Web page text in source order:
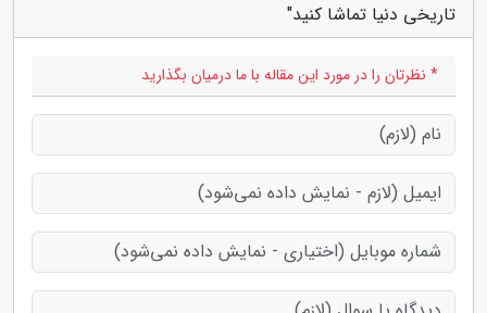
تاریخی دنیا تماشا کنید"
* نظرتان را در مورد این مقاله با ما درمیان بگذارید